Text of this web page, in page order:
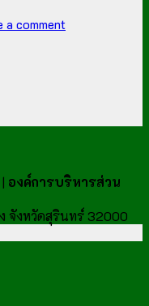
a comment
องค์การบริหารส่วน
จังหวัดสุรินทร์ 32000